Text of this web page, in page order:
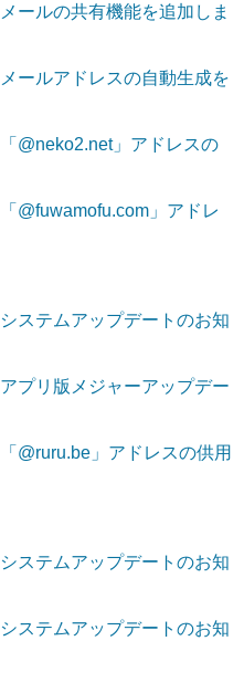
メールの共有機能を追加しま
メールアドレスの自動生成を
「@neko2.net」アドレスの
「@fuwamofu.com」アドレ
システムアップデートのお知
アプリ版メジャーアップデー
「@ruru.be」アドレスの供用
システムアップデートのお知
システムアップデートのお知